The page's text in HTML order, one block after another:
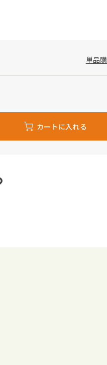
単品
カートに入れる